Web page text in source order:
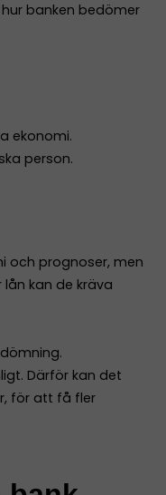
banken bedömer
ekonomi.
person.
och prognoser, men
kan de kräva
Därför kan det
för att få fler